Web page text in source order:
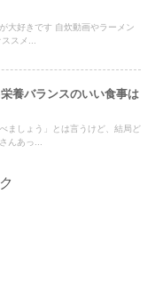
大好きです 自炊動画やラーメン
スメ...
養バランスのいい食事は
ましょう」とは言うけど、結局ど
んあっ...